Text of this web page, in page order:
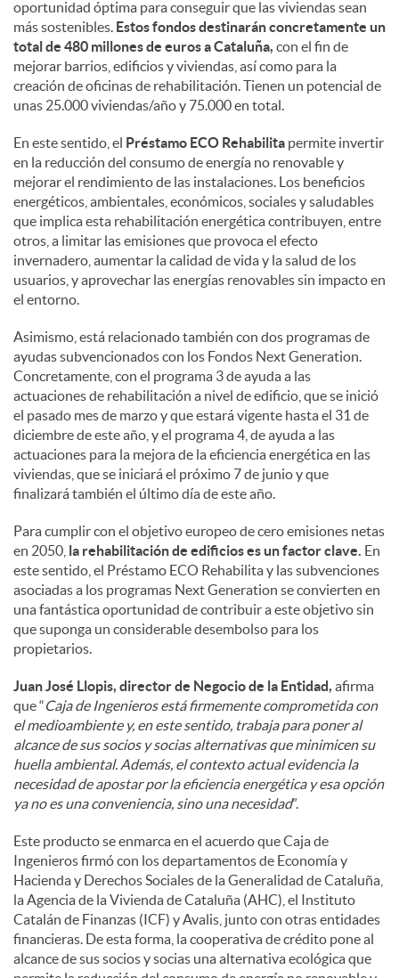
oportunidad óptima para conseguir que las viviendas sean
más sostenibles. Estos fondos destinarán concretamente un
total de 480 millones de euros a Cataluña, con el fin de
mejorar barrios, edificios y viviendas, así como para la
creación de oficinas de rehabilitación. Tienen un potencial de
unas 25.000 viviendas/año y 75.000 en total.
En este sentido, el Préstamo ECO Rehabilita permite invertir
en la reducción del consumo de energía no renovable y
mejorar el rendimiento de las instalaciones. Los beneficios
energéticos, ambientales, económicos, sociales y saludables
que implica esta rehabilitación energética contribuyen, entre
otros, a limitar las emisiones que provoca el efecto
invernadero, aumentar la calidad de vida y la salud de los
usuarios, y aprovechar las energías renovables sin impacto en
el entorno.
Asimismo, está relacionado también con dos programas de
ayudas subvencionados con los Fondos Next Generation.
Concretamente, con el programa 3 de ayuda a las
actuaciones de rehabilitación a nivel de edificio, que se inició
el pasado mes de marzo y que estará vigente hasta el 31 de
diciembre de este año, y el programa 4, de ayuda a las
actuaciones para la mejora de la eficiencia energética en las
viviendas, que se iniciará el próximo 7 de junio y que
finalizará también el último día de este año.
Para cumplir con el objetivo europeo de cero emisiones netas
en 2050, la rehabilitación de edificios es un factor clave. En
este sentido, el Préstamo ECO Rehabilita y las subvenciones
asociadas a los programas Next Generation se convierten en
una fantástica oportunidad de contribuir a este objetivo sin
que suponga un considerable desembolso para los
propietarios.
Juan José Llopis, director de Negocio de la Entidad, afirma
que “Caja de Ingenieros está firmemente comprometida con
el medioambiente y, en este sentido, trabaja para poner al
alcance de sus socios y socias alternativas que minimicen su
huella ambiental. Además, el contexto actual evidencia la
necesidad de apostar por la eficiencia energética y esa opción
ya no es una conveniencia, sino una necesidad”.
Este producto se enmarca en el acuerdo que Caja de
Ingenieros firmó con los departamentos de Economía y
Hacienda y Derechos Sociales de la Generalidad de Cataluña,
la Agencia de la Vivienda de Cataluña (AHC), el Instituto
Catalán de Finanzas (ICF) y Avalis, junto con otras entidades
financieras. De esta forma, la cooperativa de crédito pone al
alcance de sus socios y socias una alternativa ecológica que